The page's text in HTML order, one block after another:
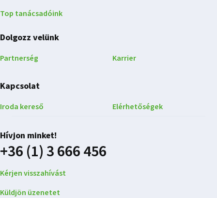
Top tanácsadóink
Dolgozz velünk
Partnerség Karrier
Kapcsolat
Iroda kereső Elérhetőségek
Hívjon minket!
+36 (1) 3 666 456
Kérjen visszahívást
Küldjön üzenetet